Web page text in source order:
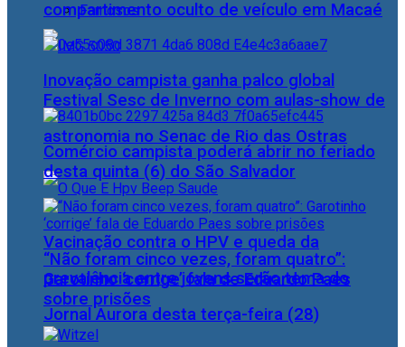
Famosos
Festival Sesc de Inverno com aulas-show de
astronomia no Senac de Rio das Ostras
Vacinação contra o HPV e queda da
prevalência entre jovens serão tema do
Jornal Aurora desta terça-feira (28)
compartimento oculto de veículo em Macaé
Inovação campista ganha palco global
Comércio campista poderá abrir no feriado
desta quinta (6) do São Salvador
“Não foram cinco vezes, foram quatro”:
Garotinho ‘corrige’ fala de Eduardo Paes
sobre prisões